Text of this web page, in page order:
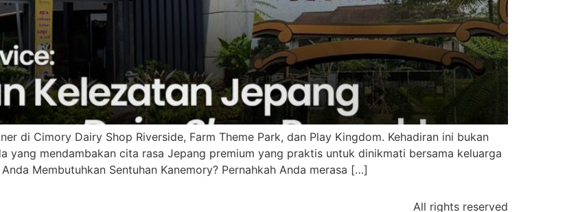
di Cimory Dairy Shop Riverside, Farm Theme Park, dan Play Kingdom. Kehadiran ini bukan
yang mendambakan cita rasa Jepang premium yang praktis untuk dinikmati bersama keluarga
Membutuhkan Sentuhan Kanemory? Pernahkah Anda merasa […]
All rights reserved